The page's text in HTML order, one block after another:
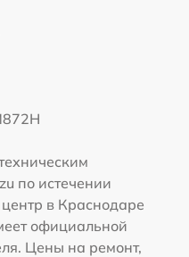
по истечении
в Краснодаре
официальной
Цены на ремонт,